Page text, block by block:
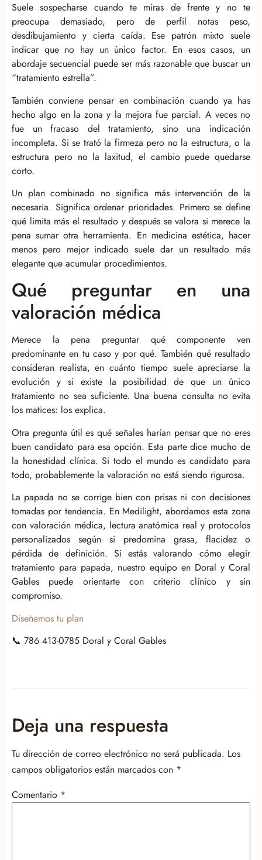
Suele sospecharse cuando te miras de frente y no te
preocupa demasiado, pero de perfil notas peso,
desdibujamiento y cierta caída. Ese patrón mixto suele
indicar que no hay un único factor. En esos casos, un
abordaje secuencial puede ser más razonable que buscar un
“tratamiento estrella”.
También conviene pensar en combinación cuando ya has
hecho algo en la zona y la mejora fue parcial. A veces no
fue un fracaso del tratamiento, sino una indicación
incompleta. Si se trató la firmeza pero no la estructura, o la
estructura pero no la laxitud, el cambio puede quedarse
corto.
Un plan combinado no significa más intervención de la
necesaria. Significa ordenar prioridades. Primero se define
qué limita más el resultado y después se valora si merece la
pena sumar otra herramienta. En medicina estética, hacer
menos pero mejor indicado suele dar un resultado más
elegante que acumular procedimientos.
Qué preguntar en una
valoración médica
Merece la pena preguntar qué componente ven
predominante en tu caso y por qué. También qué resultado
consideran realista, en cuánto tiempo suele apreciarse la
evolución y si existe la posibilidad de que un único
tratamiento no sea suficiente. Una buena consulta no evita
los matices: los explica.
Otra pregunta útil es qué señales harían pensar que no eres
buen candidato para esa opción. Esta parte dice mucho de
la honestidad clínica. Si todo el mundo es candidato para
todo, probablemente la valoración no está siendo rigurosa.
La papada no se corrige bien con prisas ni con decisiones
tomadas por tendencia. En Medilight, abordamos esta zona
con valoración médica, lectura anatómica real y protocolos
personalizados según si predomina grasa, flacidez o
pérdida de definición. Si estás valorando cómo elegir
tratamiento para papada, nuestro equipo en Doral y Coral
Gables puede orientarte con criterio clínico y sin
compromiso.
Diseñemos tu plan
📞 786 413-0785 Doral y Coral Gables
Deja una respuesta
Tu dirección de correo electrónico no será publicada. Los
campos obligatorios están marcados con *
Comentario *